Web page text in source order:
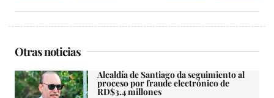
Otras noticias
Alcaldía de Santiago da seguimiento al
proceso por fraude electrónico de
RD$3.4 millones